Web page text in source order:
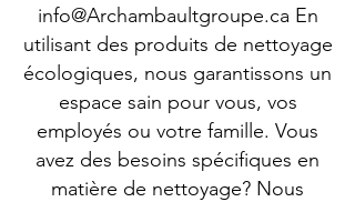
info@Archambaultgroupe.ca En
utilisant des produits de nettoyage
écologiques, nous garantissons un
espace sain pour vous, vos
employés ou votre famille. Vous
avez des besoins spécifiques en
matière de nettoyage? Nous